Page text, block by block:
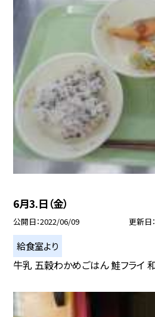
6月3.日（金）
公開日 2022/06/09 更新日
給食室より
牛乳 五穀わかめごはん 鮭フライ